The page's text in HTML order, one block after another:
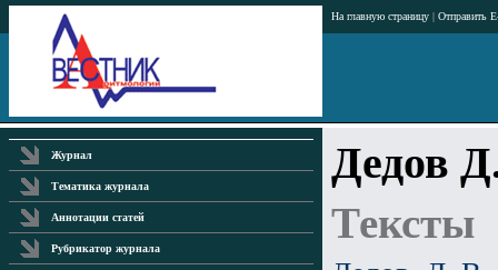
На главную страницу | Отправить
Журнал
Тематика журнала
Аннотации статей
Рубрикатор журнала
Дедов
Тексты